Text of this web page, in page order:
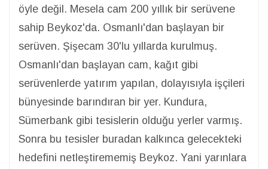
öyle değil. Mesela cam 200 yıllık bir serüvene
sahip Beykoz'da. Osmanlı'dan başlayan bir
serüven. Şişecam 30'lu yıllarda kurulmuş.
Osmanlı'dan başlayan cam, kağıt gibi
serüvenlerde yatırım yapılan, dolayısıyla işçileri
bünyesinde barındıran bir yer. Kundura,
Sümerbank gibi tesislerin olduğu yerler varmış.
Sonra bu tesisler buradan kalkınca gelecekteki
hedefini netleştirememiş Beykoz. Yani yarınlara